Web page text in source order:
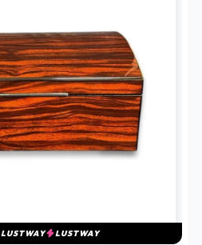
LUSTWAY LUSTWAY